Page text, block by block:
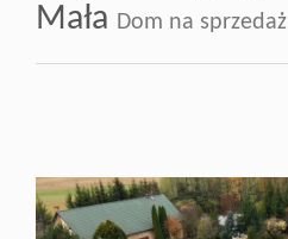
Mała Dom na sprzedaż